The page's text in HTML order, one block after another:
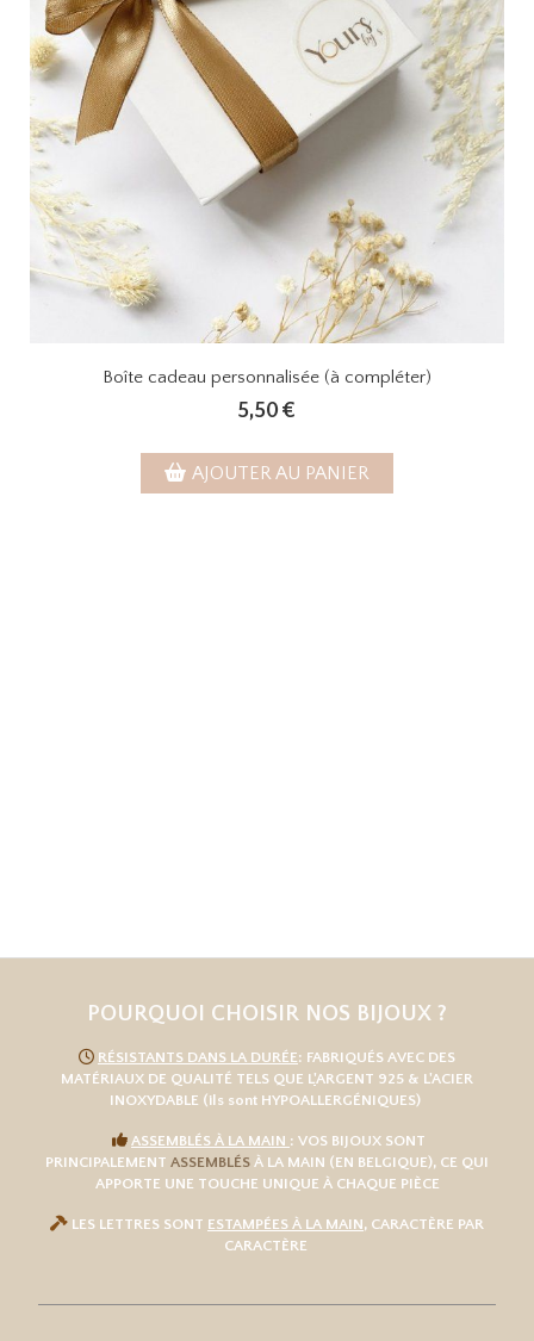
Boîte cadeau personnalisée (à compléter)
5,50 €
AJOUTER AU PANIER
POURQUOI CHOISIR NOS BIJOUX ?
 RÉSISTANTS DANS LA DURÉE: FABRIQUÉS AVEC DES
MATÉRIAUX DE QUALITÉ TELS QUE L'ARGENT 925 & L'ACIER
INOXYDABLE (ils sont HYPOALLERGÉNIQUES)
 ASSEMBLÉS À LA MAIN : VOS BIJOUX SONT
PRINCIPALEMENT ASSEMBLÉS À LA MAIN (EN BELGIQUE), CE QUI
APPORTE UNE TOUCHE UNIQUE À CHAQUE PIÈCE
 LES LETTRES SONT ESTAMPÉES À LA MAIN, CARACTÈRE PAR
CARACTÈRE